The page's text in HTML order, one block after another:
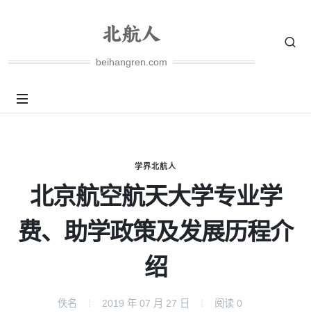
beihangren.com
学界北航人
北京航空航天大学专业学
费、助学政策及发展历程介
绍
佚名 2019 年 07 月 27 日 阅读 0